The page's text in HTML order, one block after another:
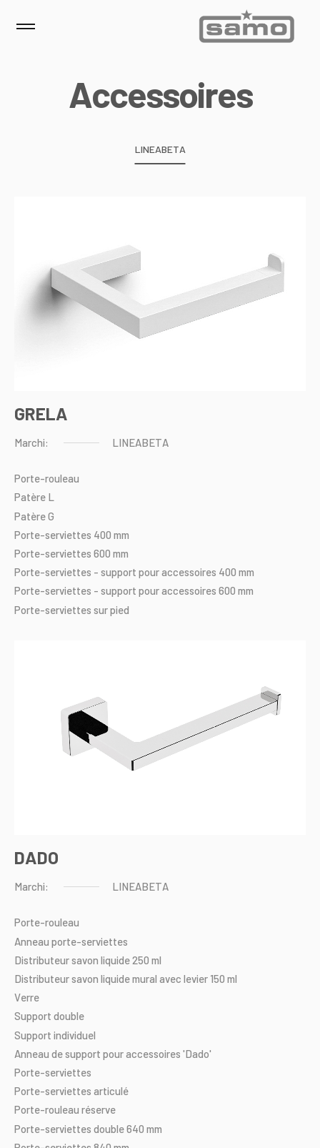
Accessoires
LINEABETA
GRELA
Marchi: LINEABETA
Porte-rouleau
Patère L
PatèreG
Porte-serviettes 400 mm
Porte-serviettes 600 mm
Porte-serviettes - support pouraccessoires 400 mm
Porte-serviettes - support pouraccessoires 600 mm
Porte-serviettes surpied
DADO
Marchi: LINEABETA
Porte-rouleau
Anneau porte-serviettes
Distributeursavon liquide250 ml
Distributeursavon liquidemural avec levier 150 ml
Verre
Support double
Support individuel
Anneau desupport pouraccessoires 'Dado'
Porte-serviettes
Porte-serviettes articulé
Porte-rouleau réserve
Porte-serviettes double640 mm